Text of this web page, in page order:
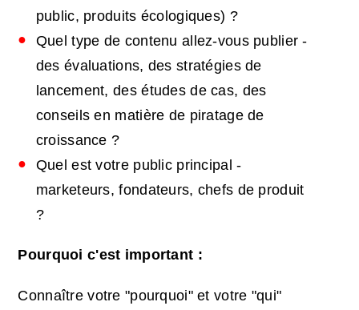
public, produits écologiques) ?
Quel type de contenu allez-vous publier -
des évaluations, des stratégies de
lancement, des études de cas, des
conseils en matière de piratage de
croissance ?
Quel est votre public principal -
marketeurs, fondateurs, chefs de produit
?
Pourquoi c'est important :
Connaître votre "pourquoi" et votre "qui"